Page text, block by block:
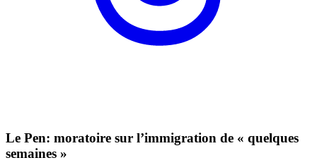
Le Pen: moratoire sur l’immigration de « quelques
semaines »